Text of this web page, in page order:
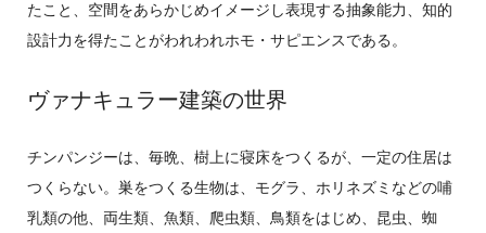
たこと、空間をあらかじめイメージし表現する抽象能力、知的
設計力を得たことがわれわれホモ・サピエンスである。
ヴァナキュラー建築の世界
チンパンジーは、毎晩、樹上に寝床をつくるが、一定の住居は
つくらない。巣をつくる生物は、モグラ、ホリネズミなどの哺
乳類の他、両生類、魚類、爬虫類、鳥類をはじめ、昆虫、蜘